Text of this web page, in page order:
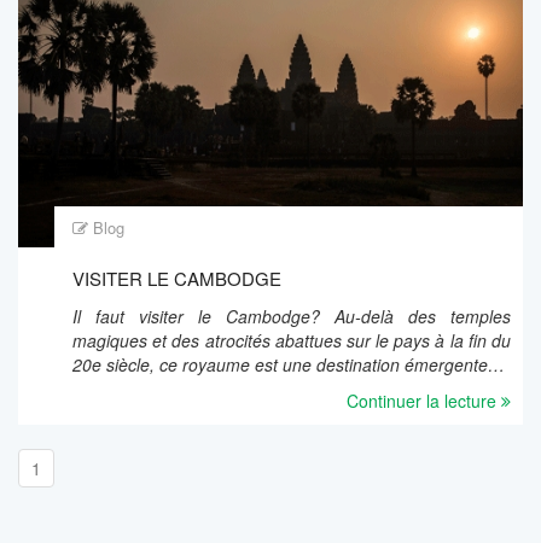
Blog
VISITER LE CAMBODGE
Il faut visiter le Cambodge? Au-delà des temples
magiques et des atrocités abattues sur le pays à la fin du
20e siècle, ce royaume est une destination émergente…
Continuer la lecture
1